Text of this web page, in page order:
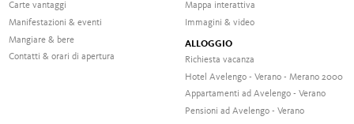
Carte vantaggi
Manifestazioni & eventi
Mangiare & bere
Contatti & orari di apertura
Mappa interattiva
Immagini & video
ALLOGGIO
Richiesta vacanza
Hotel Avelengo - Verano - Merano 2000
Appartamenti ad Avelengo - Verano
Pensioni ad Avelengo - Verano